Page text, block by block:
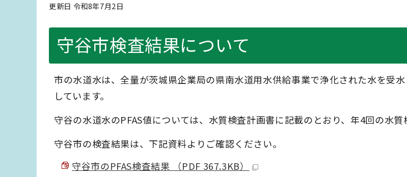
更新日 令和8年7月2日
守谷市検査結果について
市の水道水は、全量が茨城県企業局の県南水道用水供給事業で浄化された水を受
しています。
守谷の水道水のPFAS値については、水質検査計画書に記載のとおり、年4回の水質
守谷市の検査結果は、下記資料よりご確認ください。
守谷市のPFAS検査結果 （PDF 367.3KB）